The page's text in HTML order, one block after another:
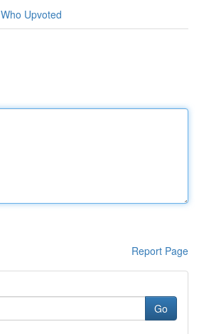
Who Upvoted
Report Page
Go